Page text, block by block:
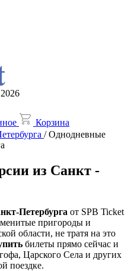
Корзина
/Однодневные
из Санкт -
Петербурга от SPB Ticket
пригороды и
области, не тратя на это
билеты прямо сейчас и
Царского Села и других
поездке.